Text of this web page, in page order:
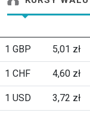
1 GBP 5,01 zł
1 CHF 4,60 zł
1 USD 3,72 zł